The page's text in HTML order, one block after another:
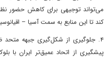
می‌تواند توجیهی برای کاهش حضور
کند تا این منابع به سمت آسیا –
۴. جلوگیری از شکل‌گیری جبهه متحد
پیشگیری از اتحاد عمیق‌تر ایران